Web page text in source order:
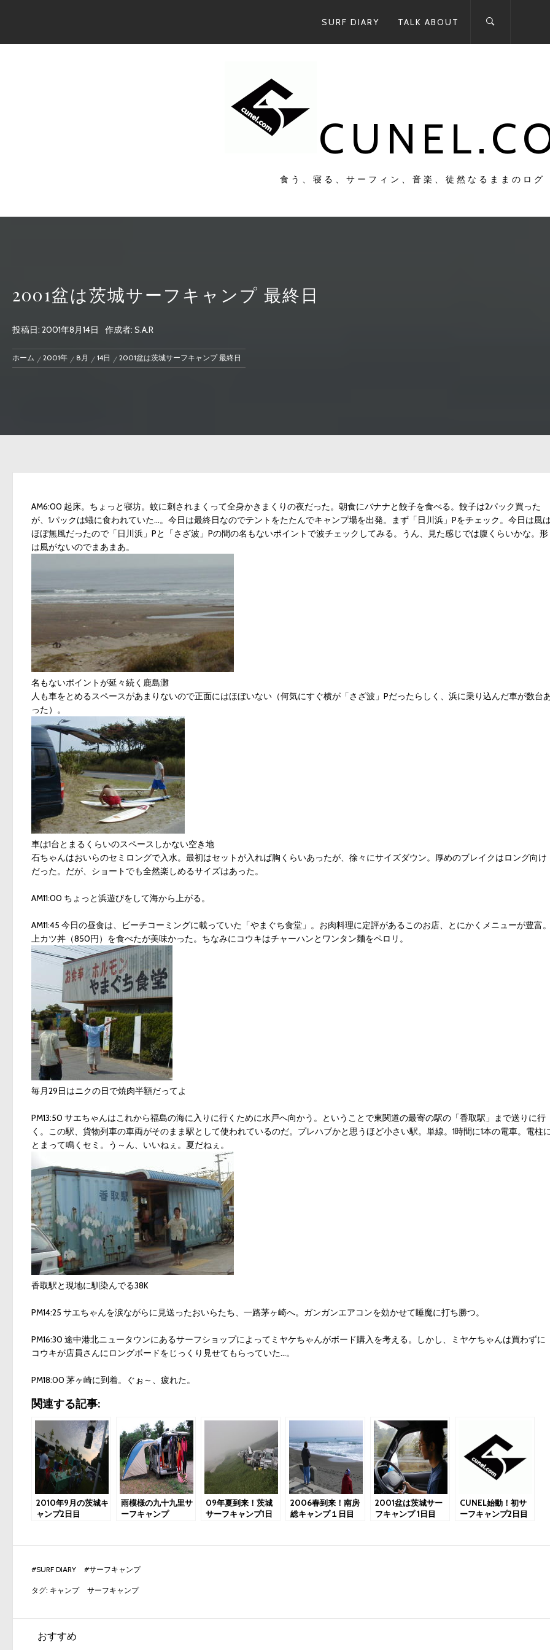
ン
SURF DIARY TALK ABOUT
食う、寝る、サーフィン、音楽、徒然なるままのログ
2001盆は茨城サーフキャンプ 最終日
投稿日: 2001年8月14日 作成者: S.A.R
ホーム 2001年 8月 14日 2001盆は茨城サーフキャンプ 最終日
AM6:00 起床。ちょっと寝坊。蚊に刺されまくって全身かきまくりの夜だった。朝食にバナナと餃子を食べる。餃子は2パック買った
が、1パックは蟻に食われていた…。今日は最終日なのでテントをたたんでキャンプ場を出発。まず「日川浜」Pをチェック。今日は風
ほぼ無風だったので「日川浜」Pと「さざ波」Pの間の名もないポイントで波チェックしてみる。うん、見た感じでは腹くらいかな。形
は風がないのでまあまあ。
名もないポイントが延々続く鹿島灘
人も車をとめるスペースがあまりないので正面にはほぼいない（何気にすぐ横が「さざ波」Pだったらしく、浜に乗り込んだ車が数台
った）。
車は1台とまるくらいのスペースしかない空き地
石ちゃんはおいらのセミロングで入水。最初はセットが入れば胸くらいあったが、徐々にサイズダウン。厚めのブレイクはロング向け
だった。だが、ショートでも全然楽しめるサイズはあった。
AM11:00 ちょっと浜遊びをして海から上がる。
AM11:45 今日の昼食は、ビーチコーミングに載っていた「やまぐち食堂」。お肉料理に定評があるこのお店、とにかくメニューが豊富
上カツ丼（850円）を食べたが美味かった。ちなみにコウキはチャーハンとワンタン麺をペロリ。
毎月29日はニクの日で焼肉半額だってよ
PM13:50 サエちゃんはこれから福島の海に入りに行くために水戸へ向かう。ということで東関道の最寄の駅の「香取駅」まで送りに行
く。この駅、貨物列車の車両がそのまま駅として使われているのだ。プレハブかと思うほど小さい駅。単線。1時間に1本の電車。電柱
とまって鳴くセミ。う～ん、いいねぇ。夏だねぇ。
香取駅と現地に馴染んでる38K
PM14:25 サエちゃんを涙ながらに見送ったおいらたち、一路茅ヶ崎へ。ガンガンエアコンを効かせて睡魔に打ち勝つ。
PM16:30 途中港北ニュータウンにあるサーフショップによってミヤケちゃんがボード購入を考える。しかし、ミヤケちゃんは買わずに
コウキが店員さんにロングボードをじっくり見せてもらっていた…。
PM18:00 茅ヶ崎に到着。ぐぉ～、疲れた。
関連する記事:
2010年9月の茨城キ
ャンプ2日目
雨模様の九十九里サ
ーフキャンプ
09年夏到来！茨城
サーフキャンプ1日
2006春到来！南房
総キャンプ１日目
2001盆は茨城サー
フキャンプ 1日目
CUNEL始動！初サ
ーフキャンプ2日目
#SURF DIARY #サーフキャンプ
タグ: キャンプ サーフキャンプ
おすすめ